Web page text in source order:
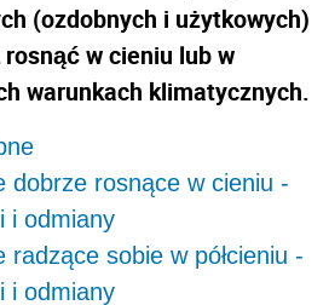
(ozdobnych i użytkowych)
w cieniu lub w
warunkach klimatycznych.
dobrze rosnące w cieniu -
i odmiany
radzące sobie w półcieniu -
i odmiany